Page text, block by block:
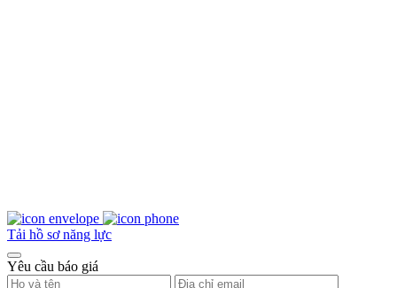
Tải hồ sơ năng lực
Yêu cầu báo giá